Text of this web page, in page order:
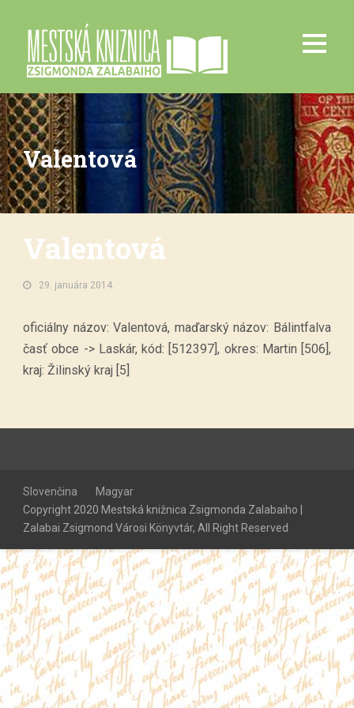
Valentová
Valentová
29. januára 2014.
oficiálny názov: Valentová, maďarský názov: Bálintfalva
časť obce -> Laskár, kód: [512397], okres: Martin [506],
kraj: Žilinský kraj [5]
Slovenčina
Magyar
Copyright 2020 Mestská knižnica Zsigmonda Zalabaiho |
Zalabai Zsigmond Városi Könyvtár, All Right Reserved